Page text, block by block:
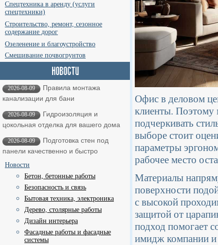
Спецтехника в аренду (услуги
спецтехники)
Строительство, ремонт, сезонное
содержание дорог
Озеленение и благоустройство
Смешивание почвогрунтов
2026-08-09
Правила монтажа
канализации для бани
2026-08-09
Гидроизоляция и
цокольная отделка для вашего дома
2026-08-09
Подготовка стен под
панели качественно и быстро
Новости
Бетон, бетонные работы
Безопасность и связь
Бытовая техника, электроника
Дерево, столярные работы
Дизайн интерьера
Фасадные работы и фасадные
системы
Офис в деловом
клиенты. Поэтому
подчеркивать
выборе стоит
параметры
рабочее место
Материалы
поверхности
с высокой
защитой от
подход помогает
имидж компании и